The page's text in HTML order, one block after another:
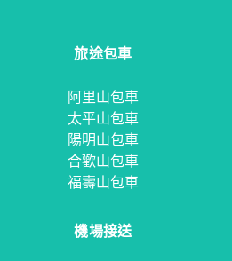
旅途包車
阿里山包車
太平山包車
陽明山包車
合歡山包車
福壽山包車
機場接送